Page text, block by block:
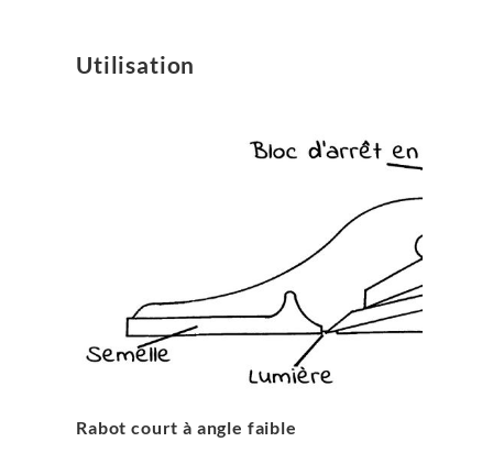
Utilisation
Rabot court à angle faible